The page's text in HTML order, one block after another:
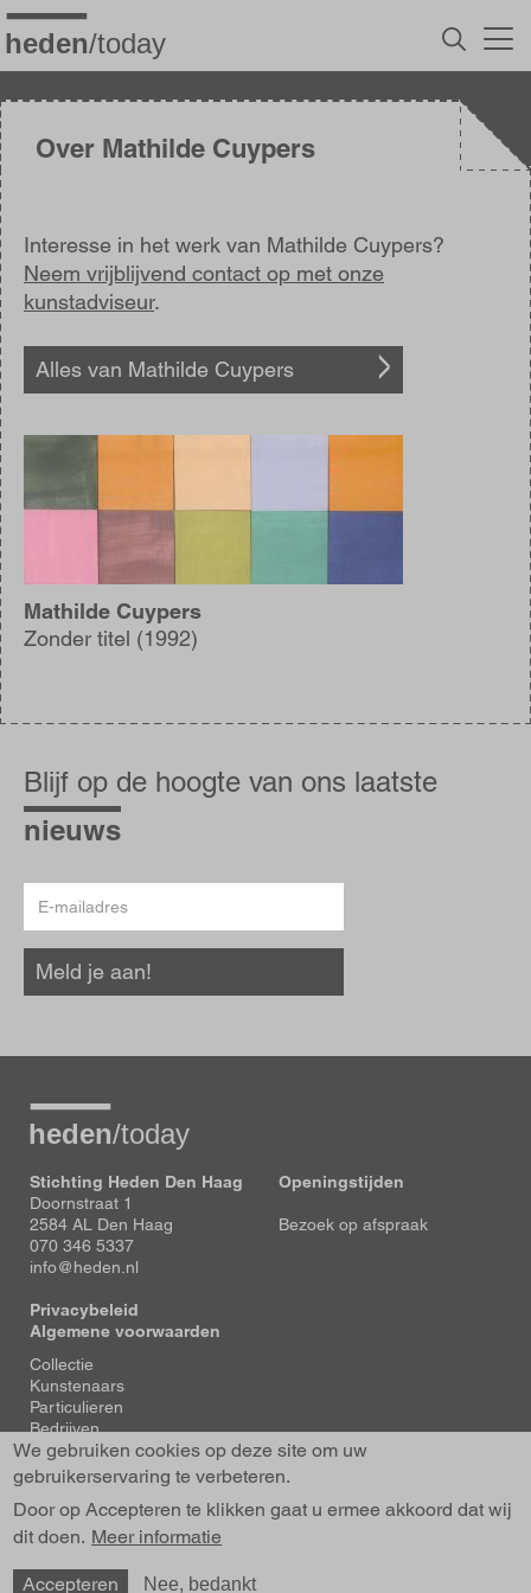
Overslaan
en
naar
inhoud
gaanOver Mathilde Cuypers
Interesse in het werk van Mathilde Cuypers?
Neem vrijblijvend contact op met onze
kunstadviseur.
Alles van Mathilde Cuypers
Afbeelding
Mathilde Cuypers
Zonder titel (1992)
op
de
hoogte
Blijf op de hoogte van ons laatste
nieuws
mailadres
Meld je aan!
Stichting Heden Den Haag
Doornstraat 1
2584 AL Den Haag
070 346 5337
info@heden.nl
Privacybeleid
Algemene voorwaarden
Openingstijden
Bezoek op afspraak
Voet
Collectie
Kunstenaars
Particulieren
Bedrijven
Tentoonstellingen
Actueel
About us
Contact
We gebruiken cookies op deze site om uw
gebruikerservaring te verbeteren.
Door op Accepteren te klikken gaat u ermee akkoord dat wij
dit doen. Meer informatie
Accepteren Nee, bedankt